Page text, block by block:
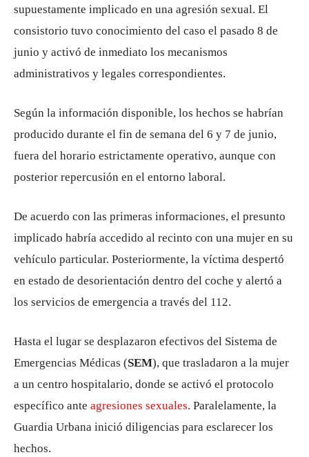
supuestamente implicado en una agresión sexual. El
consistorio tuvo conocimiento del caso el pasado 8 de
junio y activó de inmediato los mecanismos
administrativos y legales correspondientes.
Según la información disponible, los hechos se habrían
producido durante el fin de semana del 6 y 7 de junio,
fuera del horario estrictamente operativo, aunque con
posterior repercusión en el entorno laboral.
De acuerdo con las primeras informaciones, el presunto
implicado habría accedido al recinto con una mujer en su
vehículo particular. Posteriormente, la víctima despertó
en estado de desorientación dentro del coche y alertó a
los servicios de emergencia a través del 112.
Hasta el lugar se desplazaron efectivos del Sistema de
Emergencias Médicas (SEM), que trasladaron a la mujer
a un centro hospitalario, donde se activó el protocolo
específico ante agresiones sexuales. Paralelamente, la
Guardia Urbana inició diligencias para esclarecer los
hechos.